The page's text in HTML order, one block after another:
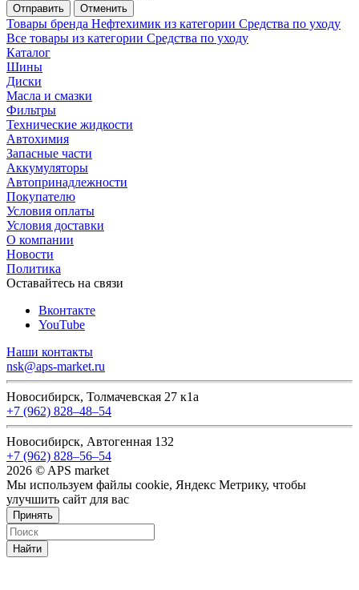
Отменить
Товары бренда Нефтехимик из категории Средства по уходу
Все товары из категории Средства по уходу
Каталог
Шины
Диски
Масла и смазки
Фильтры
Технические жидкости
Автохимия
Запасные части
Аккумуляторы
Автопринадлежности
Покупателю
Условия оплаты
Условия доставки
О компании
Новости
Политика
Оставайтесь на связи
Вконтакте
YouTube
Наши контакты
nsk@aps-market.ru
Новосибирск, Толмачевская 27 к1а
+7 (962) 828‒48‒54
Новосибирск, Автогенная 132
+7 (962) 828‒56‒54
2026 © APS market
Мы используем файлы cookie, Яндекс Метрику, чтобы
улучшить сайт для вас
Принять
Найти